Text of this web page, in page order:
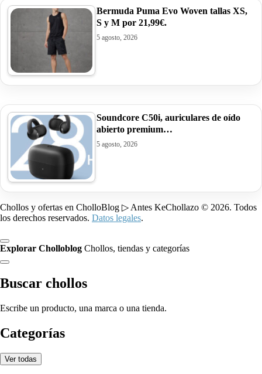
Bermuda Puma Evo Woven tallas XS,
S y M por 21,99€.
5 agosto, 2026
Soundcore C50i, auriculares de oído
abierto premium…
5 agosto, 2026
Chollos y ofertas en CholloBlog ▷ Antes KeChollazo © 2026. Todos
los derechos reservados. Datos legales.
Explorar Cholloblog Chollos, tiendas y categorías
Buscar chollos
Escribe un producto, una marca o una tienda.
Categorías
Ver todas